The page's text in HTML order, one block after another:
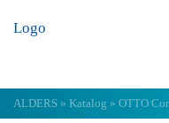
ALDERS » Katalog » OTTO